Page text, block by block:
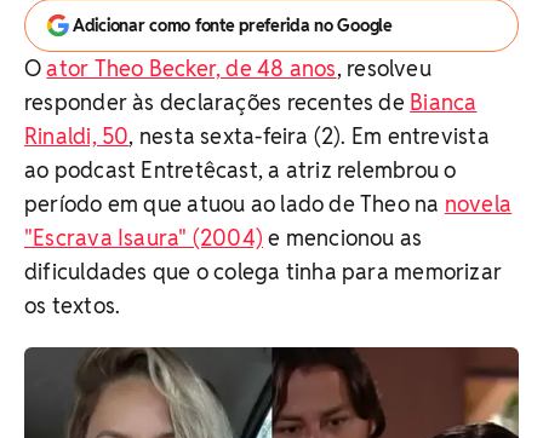
Adicionar como fonte preferida no Google
Oator Theo Becker, de 48 anos, resolveu
responder às declarações recentes de Bianca
Rinaldi, 50, nesta sexta-feira (2). Em entrevista
ao podcast Entretêcast, a atriz relembrou o
período em que atuou ao lado de Theo na novela
"Escrava Isaura" (2004) e mencionou as
dificuldades que o colega tinha para memorizar
os textos.